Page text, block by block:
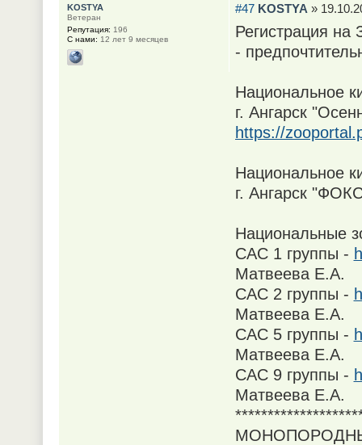
#47 KOSTYA »
Регистрация
-
Национальное
г. Ангарск
https://
Национальное
г. Ангарск
Национальные
САС 1 группы -
Матвеева Е.А.
САС 2 группы -
Матвеева Е.А.
САС 5 группы -
Матвеева Е.А.
САС 9 группы -
Матвеева Е.А.
KOSTYA
Ветеран
Репутация: 196
С нами: 12 лет 9 месяцев